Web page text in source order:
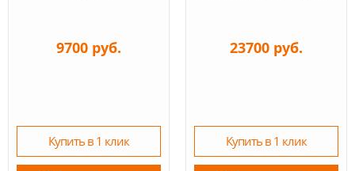
9700 руб.
Купить в 1 клик
23700 руб.
Купить в 1 клик